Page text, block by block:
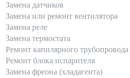
Замена датчиков
Замена или ремонт вентилятора
Замена реле
Замена термостата
Ремонт капилярного трубопровода
Ремонт блока испарителя
Замена фреона (хладагента)